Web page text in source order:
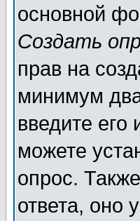
основной
Создать
прав на
минимум
введите
можете
опрос.
ответа, оно